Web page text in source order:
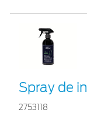
Spray de
2753118